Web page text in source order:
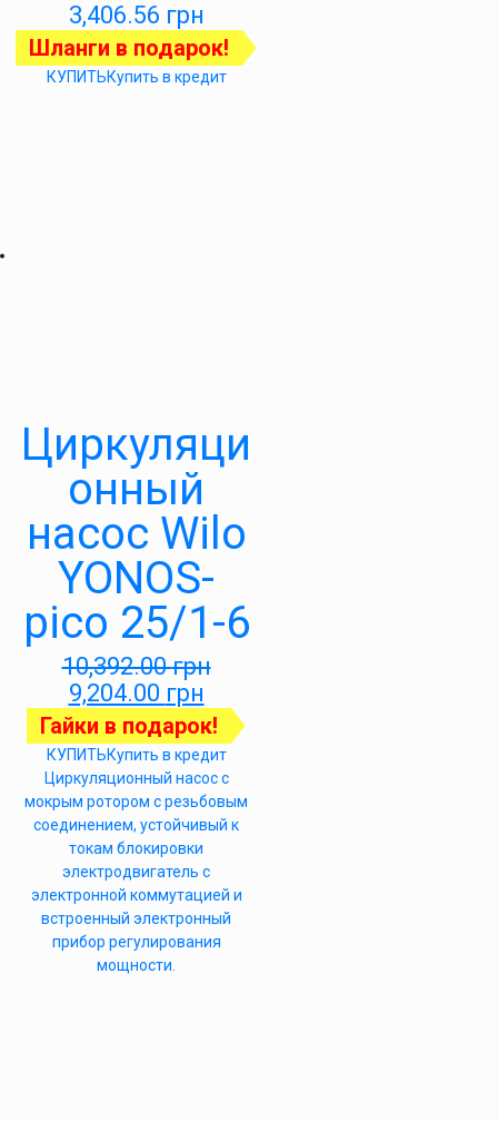
3,406.56 грн
Шланги в подарок!
КУПИТЬКупить в кредит
Циркуляци
онный
насос Wilo
YONOS-
pico 25/1-6
10,392.00грн
9,204.00 грн
Гайки в подарок!
КУПИТЬКупить в кредит
Циркуляционный насос с
мокрым ротором с резьбовым
соединением, устойчивый к
токам блокировки
электродвигатель с
электронной коммутацией и
встроенный электронный
прибор регулирования
мощности.